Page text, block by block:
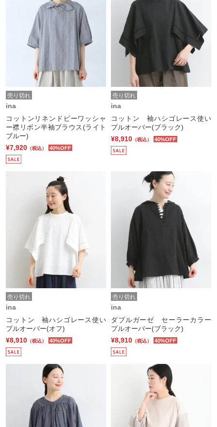
売り切れ
ina
コットンリネンドビーワッシャ
ー襟リボン半袖ブラウス(ライト
ブルー)
¥7,920 （税込） 40%OFF
売り切れ
ina
コットン 袖ハシゴレース使い
プルオーバー(ブラック)
¥8,910 （税込） 40%OFF
売り切れ
ina
コットン 袖ハシゴレース使い
プルオーバー(オフ)
¥8,910 （税込） 40%OFF
売り切れ
ina
ダブルガーゼ セーラーカラー
プルオーバー(ブラック)
¥8,910 （税込） 40%OFF